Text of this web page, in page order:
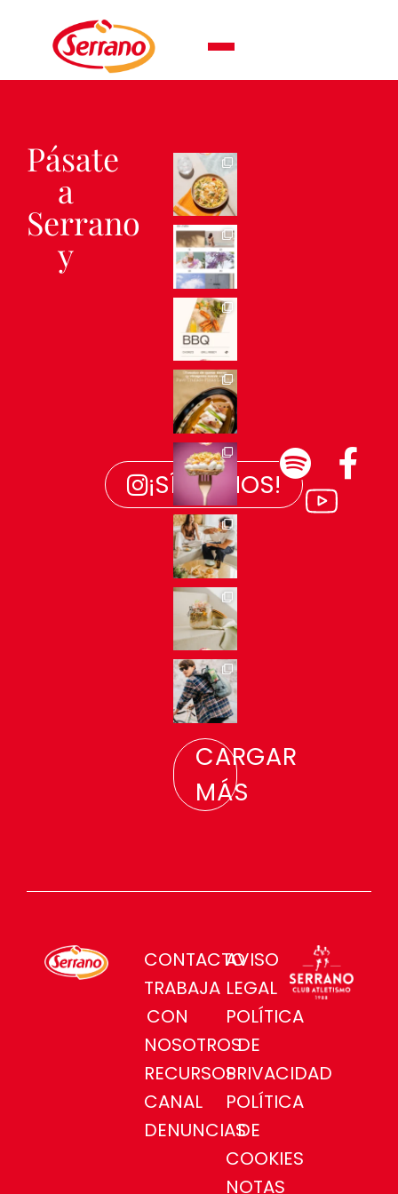
Pásate
a
Serrano
y
¡SÍGUENOS!
CARGAR
MÁS
CONTACTO
TRABAJA
CON
NOSOTROS
RECURSOS
CANAL
DENUNCIAS
AVISO
LEGAL
POLÍTICA
DE
PRIVACIDAD
POLÍTICA
DE
COOKIES
NOTAS